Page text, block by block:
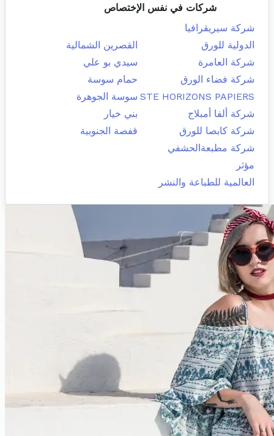
شركات في نفس الإختصاص
شركة سيريقرافيا
الدولية للورق
القصرين الشمالية
شركة العامرة
سيدي بو علي
شركة فضاء الورق
حمام سوسة
STE HORIZONS PAPIERS سوسة الجوهرة
شركة ألفا أمبلاج
بني خيار
شركة كابصا للورق
قفصة الجنوبية
شركة مطبعةالحشفي
مؤثر
العالمية للطباعة والنشر